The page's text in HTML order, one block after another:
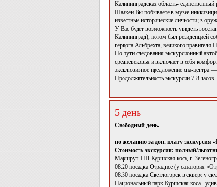
Калининградская область-
Шаакен Вы побываете в музее
известные исторические личности; в
У Вас будет возможность увидеть
Калининград), потом был резиденцией
герцога Альбрехта, великого правителя
По пути следования экскурсионный
средневековья и включает в себя
эксклюзивное предложение спа-центра
Продолжительность экскурсии 7-8 часов.
5 день
Свободный день.
по желанию за доп. плату экскурсия
Стоимость экскурсии: полный/
Маршрут: НП Куршская коса, г.
08:20 посадка Отрадное (у санатория
08:30 посадка Светлогорск в сквере у
Национальный парк Куршская коса -